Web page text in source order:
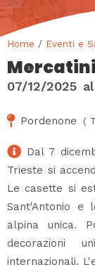
Home / Eventi e
07/12/2025 al
Pordenone (
Dal 7
Trieste si
Le casette si
Sant'Antonio e
alpina unica.
decorazioni
internazionali.